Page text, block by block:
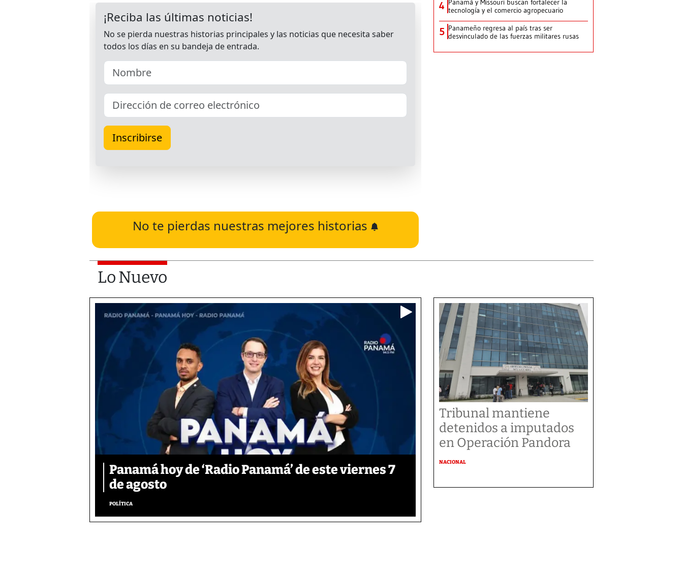
No te pierdas nuestras mejores historias
4 tecnología y el comercio agropecuario
5 Panameño regresa al país tras ser
desvinculado de las fuerzas militares rusas
Lo Nuevo
Panamá hoy de ‘Radio Panamá’ de este viernes 7
de agosto
POLÍTICA
Tribunal mantiene
detenidos a imputados
en Operación Pandora
NACIONAL